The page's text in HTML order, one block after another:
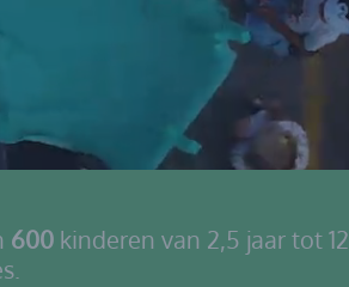
600kinderen van 2,5 jaar tot 12